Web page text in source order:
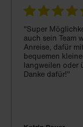
"Super
auch sein Team
Anreise, dafür
bequemen
langweilen oder
Danke dafür!"